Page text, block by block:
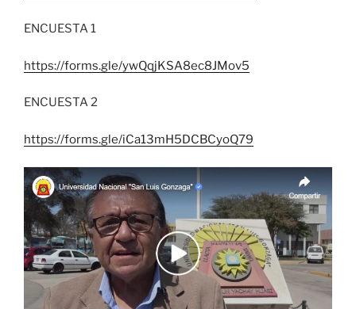
ENCUESTA 1
https://forms.gle/ywQqjKSA8ec8JMov5
ENCUESTA 2
https://forms.gle/iCa13mH5DCBCyoQ79